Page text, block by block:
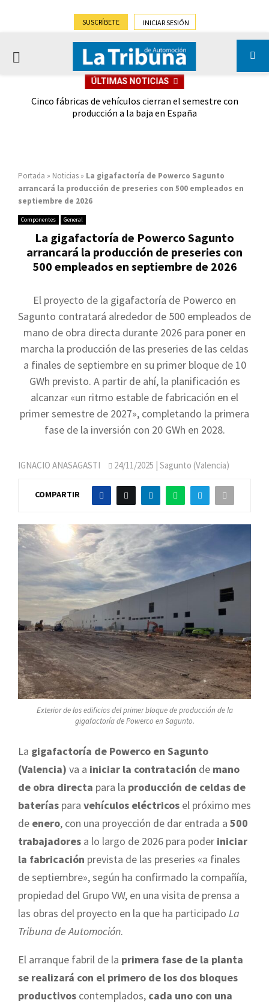
SUSCRÍBETE INICIAR SESIÓN
PRIMARY
ÚLTIMAS NOTICIAS
Cinco fábricas de vehículos cierran el semestre con
producción a la baja en España
Portada » Noticias » La gigafactoría de Powerco Sagunto
arrancará la producción de preseries con 500 empleados en
septiembre de 2026
Componentes General
La gigafactoría de Powerco Sagunto
arrancará la producción de preseries con
500 empleados en septiembre de 2026
El proyecto de la gigafactoría de Powerco en
Sagunto contratará alrededor de 500 empleados de
mano de obra directa durante 2026 para poner en
marcha la producción de las preseries de las celdas
a finales de septiembre en su primer bloque de 10
GWh previsto. A partir de ahí, la planificación es
alcanzar «un ritmo estable de fabricación en el
primer semestre de 2027», completando la primera
fase de la inversión con 20 GWh en 2028.
IGNACIO ANASAGASTI 24/11/2025 | Sagunto (Valencia)
COMPARTIR
Exterior de los edificios del primer bloque de producción de la
gigafactoría de Powerco en Sagunto.
La gigafactoría de Powerco en Sagunto
(Valencia) va a iniciar la contratación de mano
de obra directa para la producción de celdas de
baterías para vehículos eléctricos el próximo mes
de enero, con una proyección de dar entrada a 500
trabajadores a lo largo de 2026 para poder iniciar
la fabricación prevista de las preseries «a finales
de septiembre», según ha confirmado la compañía,
propiedad del Grupo VW, en una visita de prensa a
las obras del proyecto en la que ha participado La
Tribuna de Automoción.
El arranque fabril de la primera fase de la planta
se realizará con el primero de los dos bloques
productivos contemplados, cada uno con una